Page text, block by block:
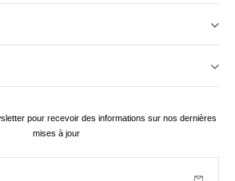
pour recevoir des informations sur nos dernières
mises à jour